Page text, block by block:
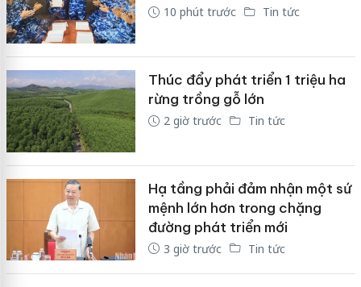
10 phút trước Tin tức
Thúc đẩy phát triển 1 triệu ha
rừng trồng gỗ lớn
2 giờ trước Tin tức
Hạ tầng phải đảm nhận một sứ
mệnh lớn hơn trong chặng
đường phát triển mới
3 giờ trước Tin tức